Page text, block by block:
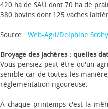
420 ha de SAU dont 70 ha de
380 bovins dont 125 vaches
Source : Web-Agri/Delphine Scohy
Broyage des jachères : quelles
Vous pensiez peut-être qu'un
semble car de toutes les
réglementation rigoureuse.
A chaque printemps c'est la